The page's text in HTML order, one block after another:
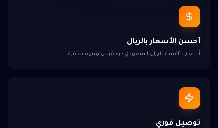
أحسن الأسعار بالريال
أسعار منافسة بالريال السعودي - ومفيش رسوم مخفية
توصيل فوري